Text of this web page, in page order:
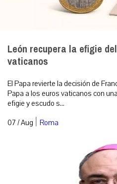
León recupera la efigie
vaticanos
El Papa revierte la decisión de
Papa a los euros vaticanos con
efigie y escudo s...
07 / Aug | Roma